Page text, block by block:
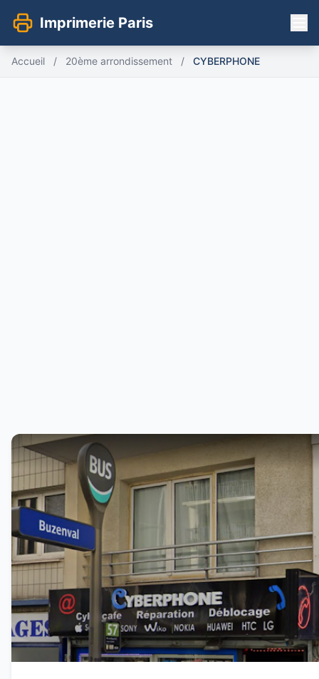
Imprimerie Paris
Accueil / 20ème arrondissement / CYBERPHONE